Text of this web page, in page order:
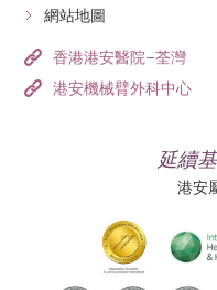
網站地圖
香港港安醫院–荃灣
港安機械臂外科中心
延續
港安